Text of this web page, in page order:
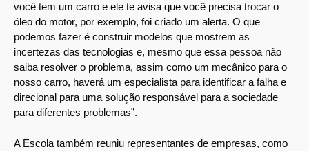
você tem um carro e ele te avisa que você precisa trocar o
óleo do motor, por exemplo, foi criado um alerta. O que
podemos fazer é construir modelos que mostrem as
incertezas das tecnologias e, mesmo que essa pessoa não
saiba resolver o problema, assim como um mecânico para o
nosso carro, haverá um especialista para identificar a falha e
direcional para uma solução responsável para a sociedade
para diferentes problemas”.
A Escola também reuniu representantes de empresas, como